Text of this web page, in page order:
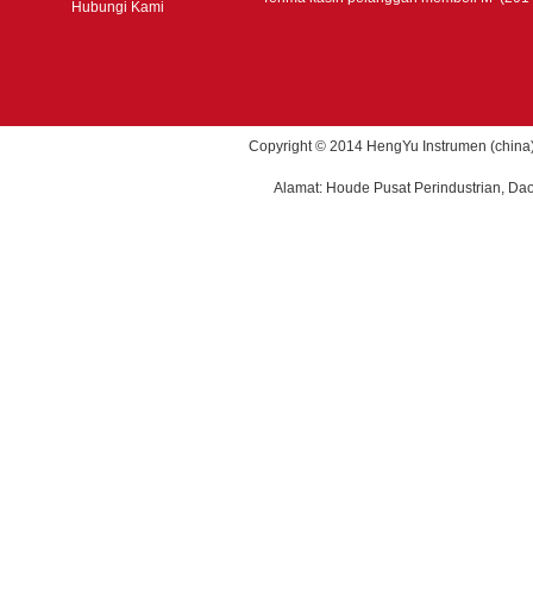
Hubungi Kami
Copyright © 2014 HengYu Instrumen
Alamat: Houde Pusat Perindustrian,